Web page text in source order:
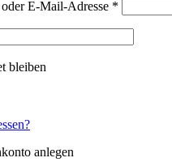
E-Mail-Adresse *
bleiben
anlegen